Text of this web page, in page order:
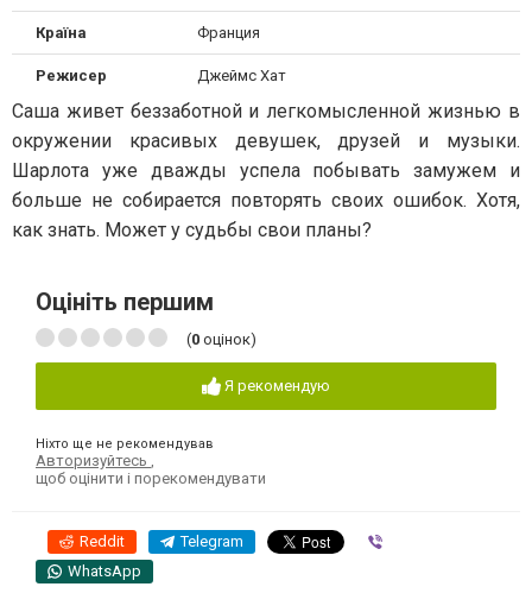
Країна Франция
Режисер Джеймс Хат
Саша живет беззаботной и легкомысленной жизнью в
окружении красивых девушек, друзей и музыки.
Шарлота уже дважды успела побывать замужем и
больше не собирается повторять своих ошибок. Хотя,
как знать. Может у судьбы свои планы?
Оцініть першим
(0 оцінок)
Я рекомендую
Ніхто ще не рекомендував
Авторизуйтесь ,
щоб оцінити і порекомендувати
Reddit Telegram
WhatsApp